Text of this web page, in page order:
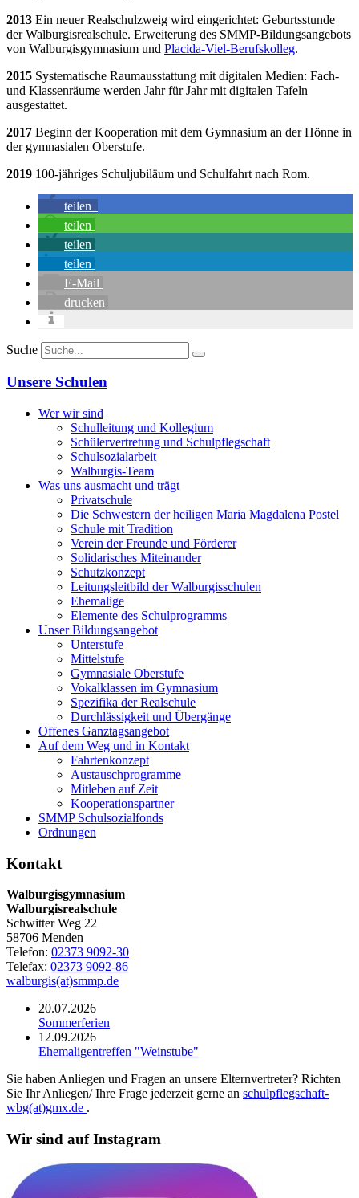
2013 Ein neuer Realschulzweig wird eingerichtet: Geburtsstunde
der Walburgisrealschule. Erweiterung des SMMP-Bildungsangebots
von Walburgisgymnasium und Placida-Viel-Berufskolleg.
2015 Systematische Raumausstattung mit digitalen Medien: Fach-
und Klassenräume werden Jahr für Jahr mit digitalen Tafeln
ausgestattet.
2017 Beginn der Kooperation mit dem Gymnasium an der Hönne in
der gymnasialen Oberstufe.
2019 100-jähriges Schuljubiläum und Schulfahrt nach Rom.
teilen
teilen
teilen
teilen
E-Mail
drucken
Suche
Unsere Schulen
Wer wir sind
Schulleitung und Kollegium
Schülervertretung und Schulpflegschaft
Schulsozialarbeit
Walburgis-Team
Was uns ausmacht und trägt
Privatschule
Die Schwestern der heiligen Maria Magdalena Postel
Schule mit Tradition
Verein der Freunde und Förderer
Solidarisches Miteinander
Schutzkonzept
Leitungsleitbild der Walburgisschulen
Ehemalige
Elemente des Schulprogramms
Unser Bildungsangebot
Unterstufe
Mittelstufe
Gymnasiale Oberstufe
Vokalklassen im Gymnasium
Spezifika der Realschule
Durchlässigkeit und Übergänge
Offenes Ganztagsangebot
Auf dem Weg und in Kontakt
Fahrtenkonzept
Austauschprogramme
Mitleben auf Zeit
Kooperationspartner
SMMP Schulsozialfonds
Ordnungen
Kontakt
Walburgisgymnasium
Walburgisrealschule
Schwitter Weg 22
58706 Menden
Telefon: 02373 9092-30
Telefax: 02373 9092-86
walburgis(at)smmp.de
20.07.2026
Sommerferien
12.09.2026
Ehemaligentreffen "Weinstube"
Sie haben Anliegen und Fragen an unsere Elternvertreter? Richten
Sie Ihr Anliegen/ Ihre Frage jederzeit gerne an schulpflegschaft-
wbg(at)gmx.de .
Wir sind auf Instagram